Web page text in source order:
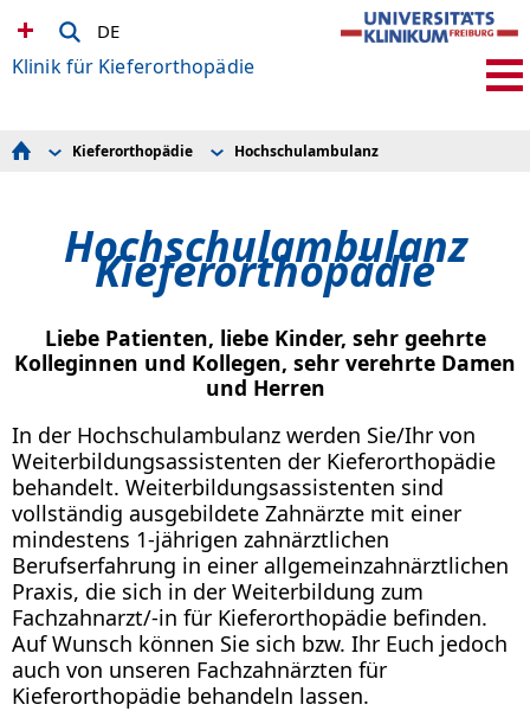
DE
Klinik für Kieferorthopädie
Wissenschaft & Forschung
Wissenschaftliches Labor
Kontakt & Anfahrt
Kieferorthopädie
Sprechstunden
Informationsmaterial für Patienten
Hochschulambulanz
Hochschulambulanz
Kieferorthopädie
Liebe Patienten, liebe Kinder, sehr geehrte
Kolleginnen und Kollegen, sehr verehrte Damen
und Herren
In der Hochschulambulanz werden Sie/Ihr von
Weiterbildungsassistenten der Kieferorthopädie
behandelt. Weiterbildungsassistenten sind
vollständig ausgebildete Zahnärzte mit einer
mindestens 1-jährigen zahnärztlichen
Berufserfahrung in einer allgemeinzahnärztlichen
Praxis, die sich in der Weiterbildung zum
Fachzahnarzt/-in für Kieferorthopädie befinden.
Auf Wunsch können Sie sich bzw. Ihr Euch jedoch
auch von unseren Fachzahnärzten für
Kieferorthopädie behandeln lassen.